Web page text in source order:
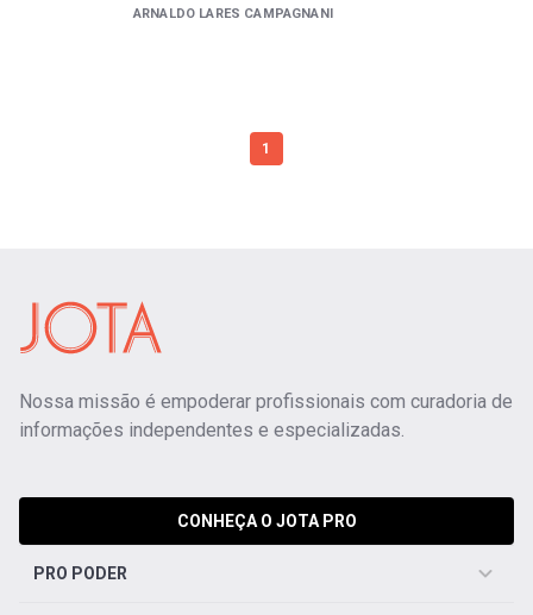
ARNALDO LARES CAMPAGNANI
1
Nossa missão é empoderar profissionais com curadoria de
informações independentes e especializadas.
CONHEÇA O JOTA PRO
PRO PODER